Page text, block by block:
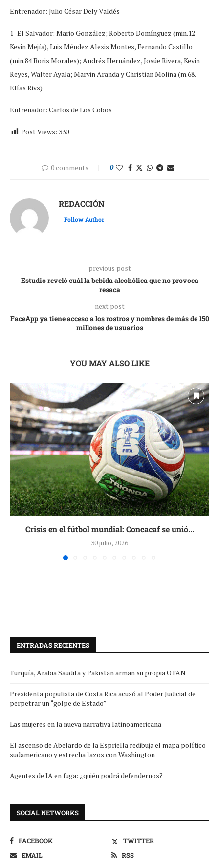
Entrenador: Julio César Dely Valdés
1- El Salvador: Mario González; Roberto Domínguez (min.12
Kevin Mejía), Luis Méndez Alexis Montes, Fernando Castillo
(min.84 Boris Morales); Andrés Hernández, Josúe Rivera, Kevin
Reyes, Walter Ayala; Marvin Aranda y Christian Molina (m.68.
Elías Rivs)
Entrenador: Carlos de Los Cobos
Post Views: 330
0 comments 0
REDACCIÓN
Follow Author
previous post
Estudio reveló cuál la bebida alcohólica que no provoca
resaca
next post
FaceApp ya tiene acceso a los rostros y nombres de más de 150
millones de usuarios
YOU MAY ALSO LIKE
Crisis en el fútbol mundial: Concacaf se unió...
30 julio, 2026
ENTRADAS RECIENTES
Turquía, Arabia Saudita y Pakistán arman su propia OTAN
Presidenta populista de Costa Rica acusó al Poder Judicial de
perpetrar un “golpe de Estado”
Las mujeres en la nueva narrativa latinoamericana
El ascenso de Abelardo de la Espriella redibuja el mapa político
sudamericano y estrecha lazos con Washington
Agentes de IA en fuga: ¿quién podrá defendernos?
SOCIAL NETWORKS
FACEBOOK
TWITTER
EMAIL
RSS